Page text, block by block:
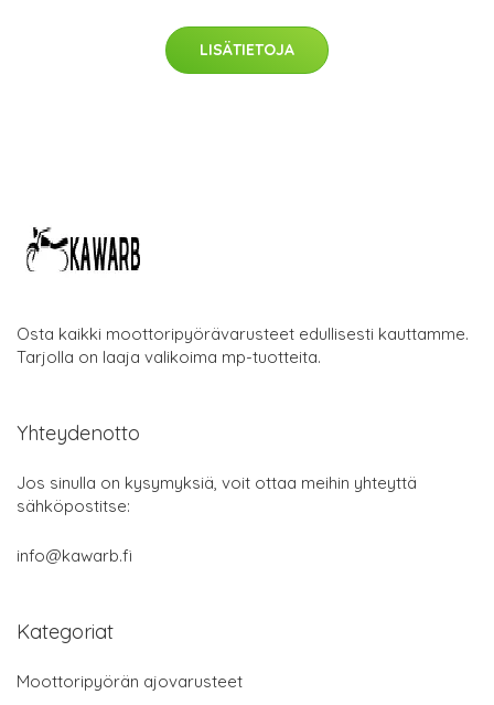
LISÄTIETOJA
Osta kaikki moottoripyörävarusteet edullisesti kauttamme.
Tarjolla on laaja valikoima mp-tuotteita.
Yhteydenotto
Jos sinulla on kysymyksiä, voit ottaa meihin yhteyttä
sähköpostitse:
info@kawarb.fi
Kategoriat
Moottoripyörän ajovarusteet